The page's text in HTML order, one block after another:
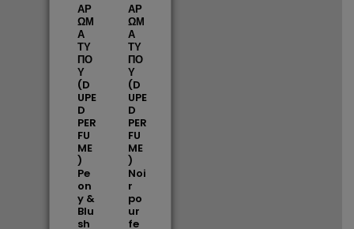
ΑΡ
ΩΜ
Α
ΤΥ
ΠΟ
Υ
(D
UPE
D
PER
FU
ME
)
Pe
on
y &
Blu
sh
ΑΡ
ΩΜ
Α
ΤΥ
ΠΟ
Υ
(D
UPE
D
PER
FU
ME
)
Noi
r
po
ur
fe